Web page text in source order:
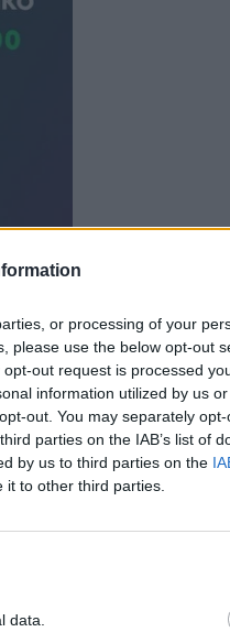
or processing of your
please use the below opt-out
out request is processed
information utilized by us
out. You may separately
parties on the IAB’s list of
by us to third parties on the
to other third parties.
data.